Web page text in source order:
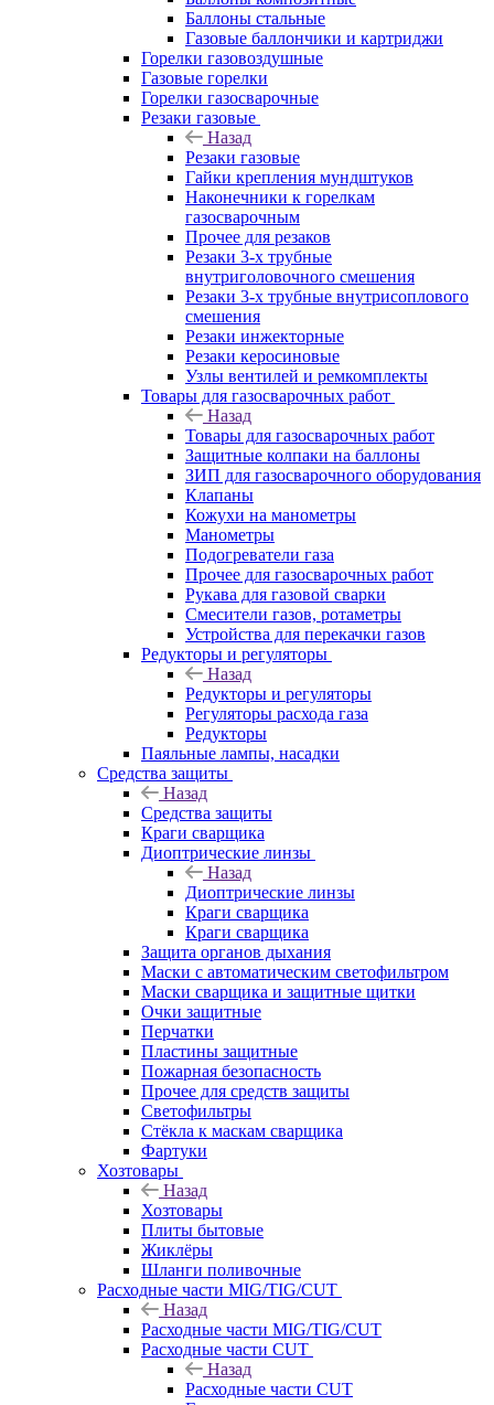
Баллоны стальные
Газовые баллончики и картриджи
Горелки газовоздушные
Газовые горелки
Горелки газосварочные
Резаки газовые
Назад
Резаки газовые
Гайки крепления мундштуков
Наконечники к горелкам
газосварочным
Прочее для резаков
Резаки 3-х трубные
внутриголовочного смешения
Резаки 3-х трубные внутрисоплового
смешения
Резаки инжекторные
Резаки керосиновые
Узлы вентилей и ремкомплекты
Товары для газосварочных работ
Назад
Товары для газосварочных работ
Защитные колпаки на баллоны
ЗИП для газосварочного оборудования
Клапаны
Кожухи на манометры
Манометры
Подогреватели газа
Прочее для газосварочных работ
Рукава для газовой сварки
Смесители газов, ротаметры
Устройства для перекачки газов
Редукторы и регуляторы
Назад
Редукторы и регуляторы
Регуляторы расхода газа
Редукторы
Паяльные лампы, насадки
Средства защиты
Назад
Средства защиты
Краги сварщика
Диоптрические линзы
Назад
Диоптрические линзы
Краги сварщика
Краги сварщика
Защита органов дыхания
Маски с автоматическим светофильтром
Маски сварщика и защитные щитки
Очки защитные
Перчатки
Пластины защитные
Пожарная безопасность
Прочее для средств защиты
Светофильтры
Стёкла к маскам сварщика
Фартуки
Хозтовары
Назад
Хозтовары
Плиты бытовые
Жиклёры
Шланги поливочные
Расходные части MIG/TIG/CUT
Назад
Расходные части MIG/TIG/CUT
Расходные части CUT
Назад
Расходные части CUT